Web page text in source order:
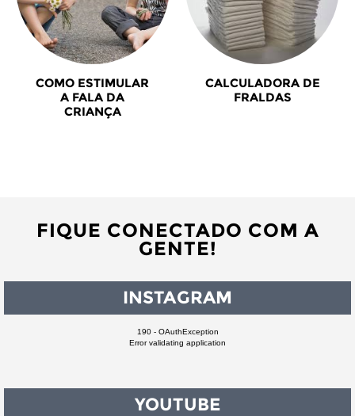
COMO ESTIMULAR
A FALA DA
CRIANÇA
CALCULADORA DE
FRALDAS
FIQUE CONECTADO COM A
GENTE!
INSTAGRAM
190 - OAuthException
Error validating application
YOUTUBE